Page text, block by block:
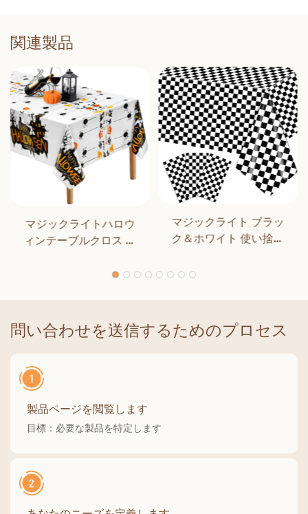
関連製品
マジックライトハロウ
ィンテーブルクロス ハ
コレーション アウトド
マジックライト ブラッ
ク＆ホワイト 使い捨て
ダイニング 誕生日パー
問い合わせを送信するためのプロセス
製品ページを閲覧します
目標：必要な製品を特定します